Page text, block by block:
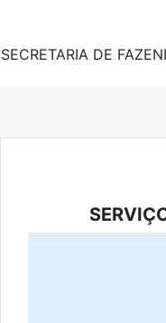
SECRETARIA DE